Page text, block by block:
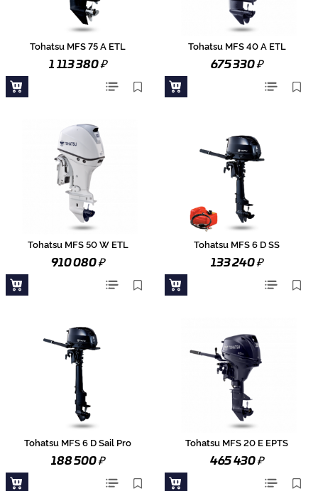
Tohatsu MFS 75 A ETL
1 113 380₽
Tohatsu MFS 40 A ETL
675 330₽
Tohatsu MFS 50 W ETL
910 080₽
Tohatsu MFS 6 D SS
133 240₽
Tohatsu MFS 6 D Sail Pro
188 500₽
Tohatsu MFS 20 E EPTS
465 430₽